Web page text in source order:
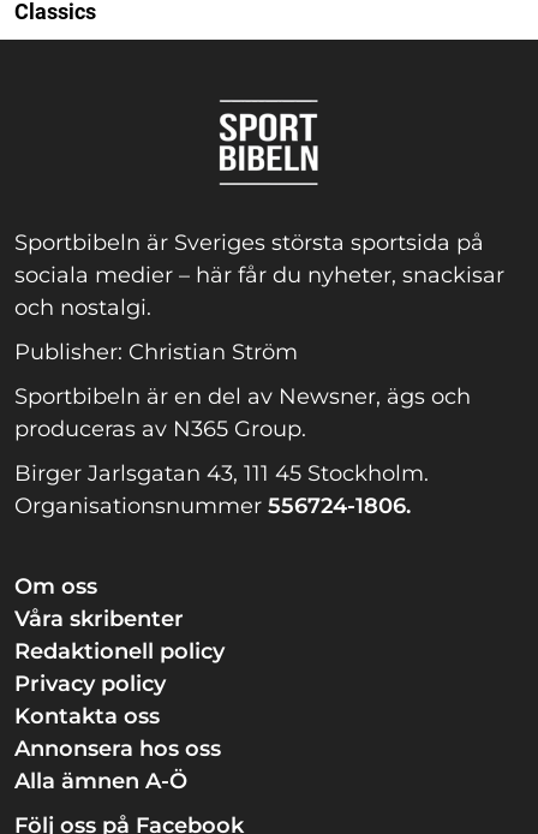
Classics
Sportbibeln är Sveriges största sportsida på
sociala medier – här får du nyheter, snackisar
och nostalgi.
Publisher: Christian Ström
Sportbibeln är en del av Newsner, ägs och
produceras av N365 Group.
Birger Jarlsgatan 43, 111 45 Stockholm.
Organisationsnummer 556724-1806.
Om oss
Våra skribenter
Redaktionell policy
Privacy policy
Kontakta oss
Annonsera hos oss
Alla ämnen A-Ö
Följ oss på Facebook